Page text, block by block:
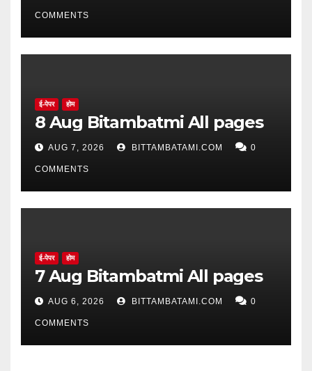
COMMENTS
ई-पेपर होम
8 Aug Bitambatmi All pages
AUG 7, 2026 BITTAMBATAMI.COM 0
COMMENTS
ई-पेपर होम
7 Aug Bitambatmi All pages
AUG 6, 2026 BITTAMBATAMI.COM 0
COMMENTS